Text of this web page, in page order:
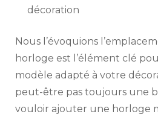
décoration
Nous l’évoquions
horloge est l’élément clé
modèle adapté à votre
peut-être pas toujours une
vouloir ajouter une horloge